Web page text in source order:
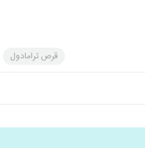
قرص ترامادول